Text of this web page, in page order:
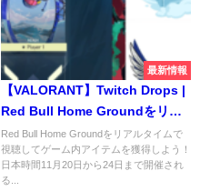
最新情報
【VALORANT】Twitch Drops |
Red Bull Home Groundをリア
ルタイムで視聴してゲーム内ア
イテムを獲得しよう！
Red Bull Home Groundをリアルタイムで
視聴してゲーム内アイテムを獲得しよう！
日本時間11月20日から24日まで開催され
る...